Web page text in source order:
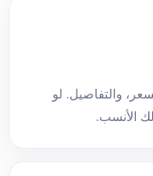
والتفاصيل. لو
الأنسب.